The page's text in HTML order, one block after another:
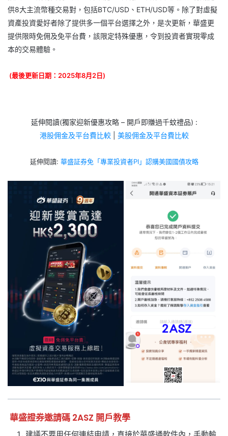
供8大主流幣種交易對，包括BTC/USD、ETH/USD等。除了對虛擬
資產投資愛好者除了提供多一個平台選擇之外，是次更新，華盛更
提供限時免佣及免平台費，該限定特殊優惠，令到投資者實現零成
本的交易體驗。
(最後更新日期：2025年8月2日)
延伸閱讀(獨家迎新優惠攻略 – 開戶即賺過千蚊禮品) :
港股佣金及平台費比較| 美股佣金及平台費比較
延伸閱讀: 華盛証券免「專業投資者PI」認購美國國債攻略
華盛證券邀請碼 2ASZ 開戶教學